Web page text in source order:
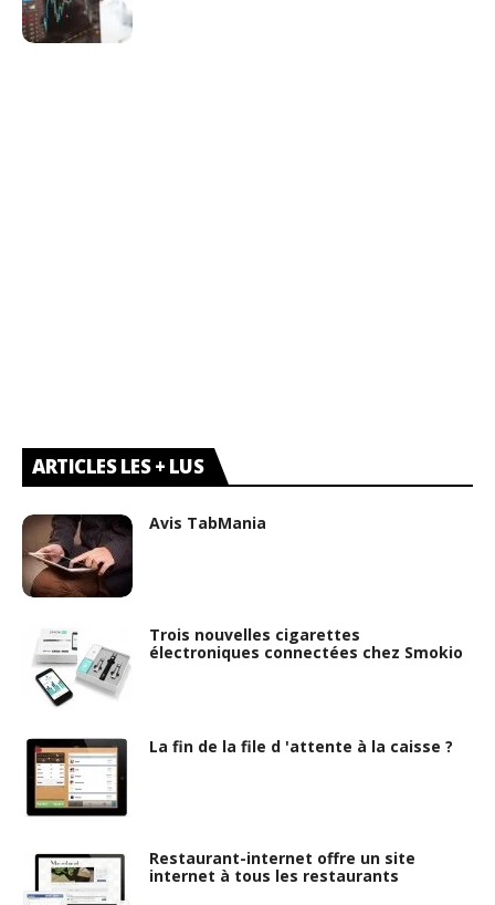
ARTICLES LES + LUS
Avis TabMania
Trois nouvelles cigarettes
électroniques connectées chez Smokio
La fin de la file d 'attente à la caisse ?
Restaurant-internet offre un site
internet à tous les restaurants